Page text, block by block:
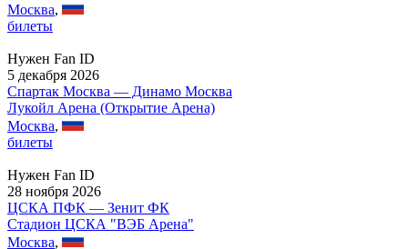
Москва,
билеты
Нужен Fan ID
5 декабря 2026
Спартак Москва — Динамо Москва
Лукойл Арена (Открытие Арена)
Москва,
билеты
Нужен Fan ID
28 ноября 2026
ЦСКА ПФК — Зенит ФК
Стадион ЦСКА "ВЭБ Арена"
Москва,